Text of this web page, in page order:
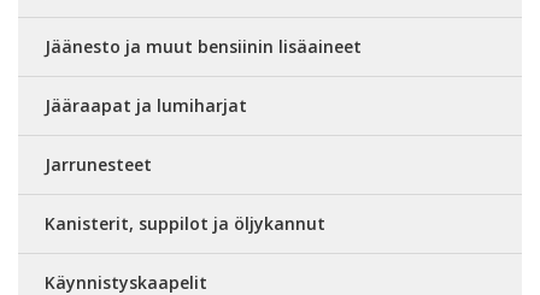
Jäänesto ja muut bensiinin lisäaineet
Jääraapat ja lumiharjat
Jarrunesteet
Kanisterit, suppilot ja öljykannut
Käynnistyskaapelit